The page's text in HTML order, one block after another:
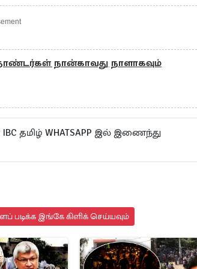
நான்காவது நாளாகவும்
தமிழ் WHATSAPP இல் இணைந்து
படிக்க இங்கே கிளிக் செய்யவும்